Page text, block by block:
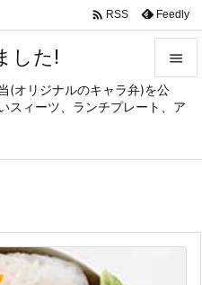
した!
(オリジナルのキャラ弁)を公
スィーツ、ランチプレート、ア


メニュ
サイド

 RSS Feedly